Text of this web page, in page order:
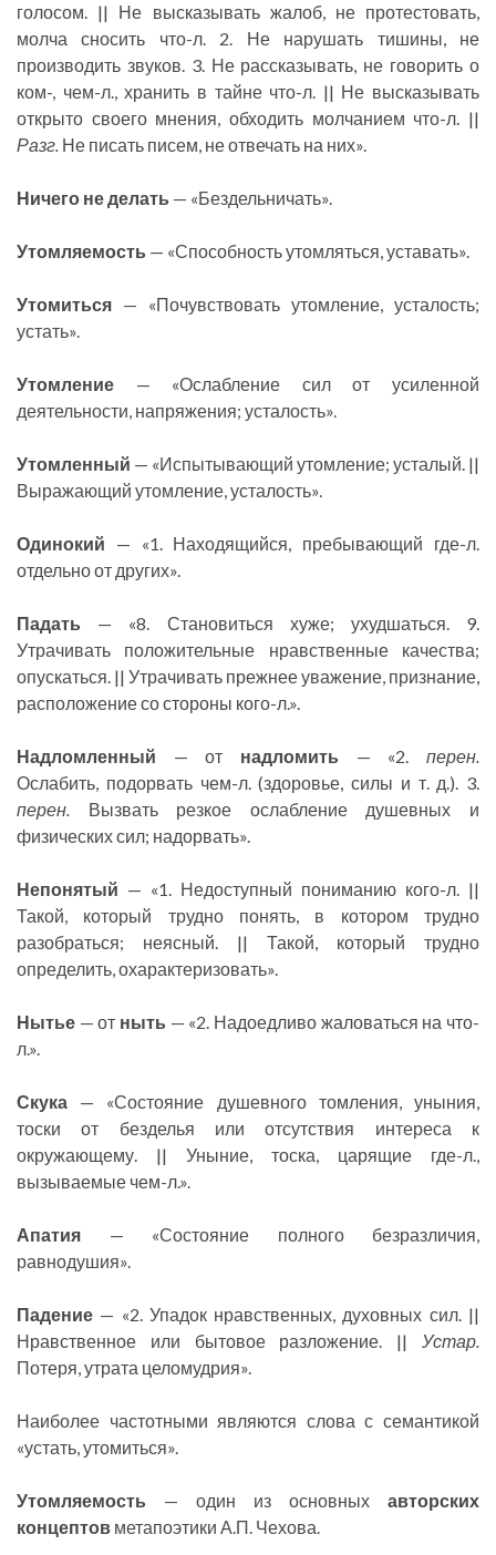
голосом. || Не высказывать жалоб, не протестовать,
молча сносить что-л. 2. Не нарушать тишины, не
производить звуков. 3. Не рассказывать, не говорить о
ком-, чем-л., хранить в тайне что-л. || Не высказывать
открыто своего мнения, обходить молчанием что-л. ||
Разг. Не писать писем, не отвечать на них».
Ничего не делать — «Бездельничать».
Утомляемость — «Способность утомляться, уставать».
Утомиться — «Почувствовать утомление, усталость;
устать».
Утомление — «Ослабление сил от усиленной
деятельности, напряжения; усталость».
Утомленный — «Испытывающий утомление; усталый. ||
Выражающий утомление, усталость».
Одинокий — «1. Находящийся, пребывающий где-л.
отдельно от других».
Падать — «8. Становиться хуже; ухудшаться. 9.
Утрачивать положительные нравственные качества;
опускаться. || Утрачивать прежнее уважение, признание,
расположение со стороны кого-л.».
Надломленный — от надломить — «2. перен.
Ослабить, подорвать чем-л. (здоровье, силы и т. д.). 3.
перен. Вызвать резкое ослабление душевных и
физических сил; надорвать».
Непонятый — «1. Недоступный пониманию кого-л. ||
Такой, который трудно понять, в котором трудно
разобраться; неясный. || Такой, который трудно
определить, охарактеризовать».
Нытье — от ныть — «2. Надоедливо жаловаться на что-
л.».
Скука — «Состояние душевного томления, уныния,
тоски от безделья или отсутствия интереса к
окружающему. || Уныние, тоска, царящие где-л.,
вызываемые чем-л.».
Апатия — «Состояние полного безразличия,
равнодушия».
Падение — «2. Упадок нравственных, духовных сил. ||
Нравственное или бытовое разложение. || Устар.
Потеря, утрата целомудрия».
Наиболее частотными являются слова с семантикой
«устать, утомиться».
Утомляемость — один из основных авторских
концептов метапоэтики А.П. Чехова.